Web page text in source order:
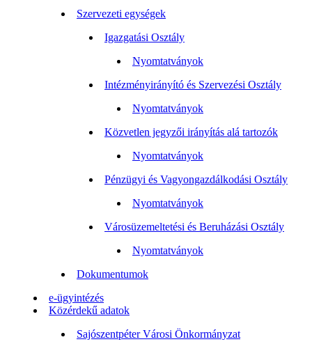
Szervezeti egységek
Igazgatási Osztály
Nyomtatványok
Intézményirányító és Szervezési Osztály
Nyomtatványok
Közvetlen jegyzői irányítás alá tartozók
Nyomtatványok
Pénzügyi és Vagyongazdálkodási Osztály
Nyomtatványok
Városüzemeltetési és Beruházási Osztály
Nyomtatványok
Dokumentumok
e-ügyintézés
Közérdekű adatok
Sajószentpéter Városi Önkormányzat